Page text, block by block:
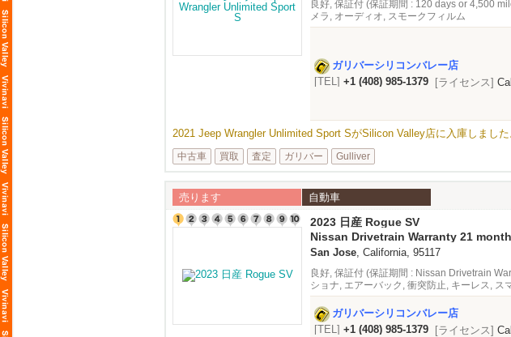
良好, 保証付 (保証期間 : 120 days or 4,500
メラ, オーディオ, スモークフィルム
ガリバーシリコンバレー店
[TEL] +1 (408) 985-1379 [ライセンス]
2021 Jeep Wrangler Unlimited Sport SがSilicon Valley店に入庫しました
中古車 買取 査定 ガリバー Gulliver
売ります 自動車
2023 日産 Rogue SV
Nissan Drivetrain Warranty 21
26,374 miles
San Jose, California, 95117
良好, 保証付 (保証期間 : Nissan Drivetrain
ショナ, エアーバック, 衝突防止, キーレス,
アダプティブクルーズコントロール, 緊急ブ
ガリバーシリコンバレー店
[TEL] +1 (408) 985-1379 [ライセンス]